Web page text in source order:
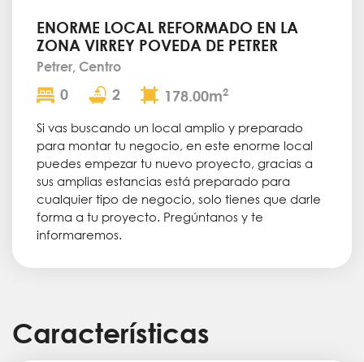
ENORME LOCAL REFORMADO EN LA
ZONA VIRREY POVEDA DE PETRER
Petrer, Centro
0 2 178.00m2
Si vas buscando un local amplio y preparado
para montar tu negocio, en este enorme local
puedes empezar tu nuevo proyecto, gracias a
sus amplias estancias está preparado para
cualquier tipo de negocio, solo tienes que darle
forma a tu proyecto. Pregúntanos y te
informaremos.
Características